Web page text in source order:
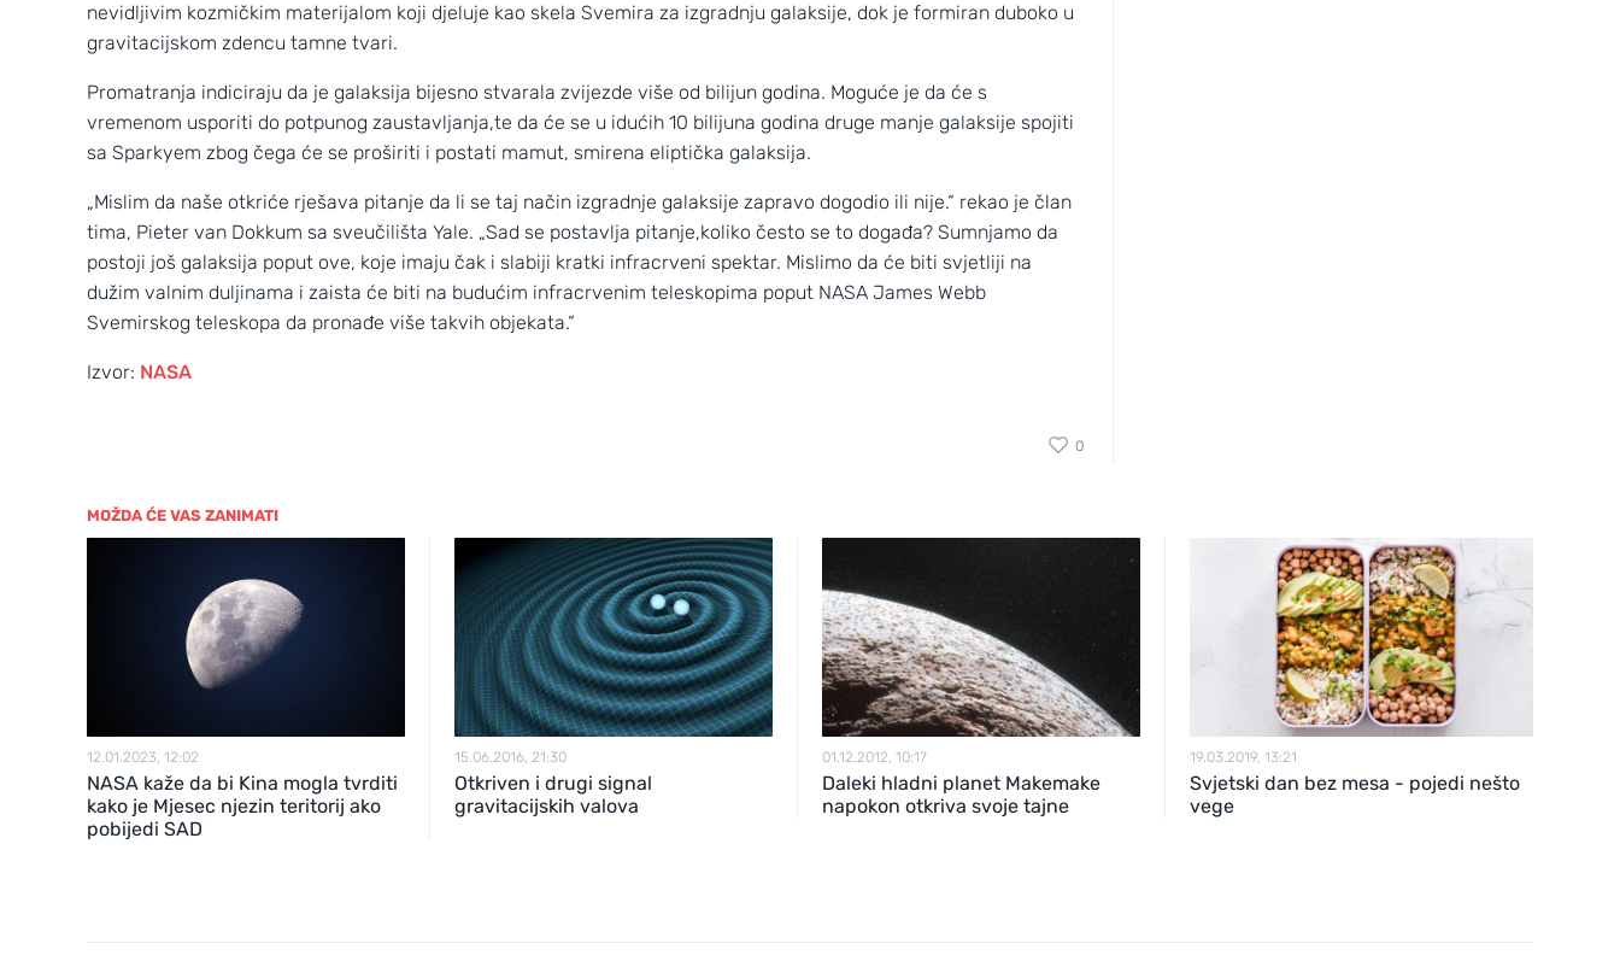
nevidljivim kozmičkim materijalom koji djeluje kao skela Svemira za izgradnju galaksije, dok je formiran duboko u
gravitacijskom zdencu tamne tvari.
Promatranja indiciraju da je galaksija bijesno stvarala zvijezde više od bilijun godina. Moguće je da će s
vremenom usporiti do potpunog zaustavljanja,te da će se u idućih 10 bilijuna godina druge manje galaksije spojiti
sa Sparkyem zbog čega će se proširiti i postati mamut, smirena eliptička galaksija.
„Mislim da naše otkriće rješava pitanje da li se taj način izgradnje galaksije zapravo dogodio ili nije.“ rekao je član
tima, Pieter van Dokkum sa sveučilišta Yale. „Sad se postavlja pitanje,koliko često se to događa? Sumnjamo da
postoji još galaksija poput ove, koje imaju čak i slabiji kratki infracrveni spektar. Mislimo da će biti svjetliji na
dužim valnim duljinama i zaista će biti na budućim infracrvenim teleskopima poput NASA James Webb
Svemirskog teleskopa da pronađe više takvih objekata.“
Izvor: NASA
0
MOŽDA ĆE VAS ZANIMATI
12.01.2023, 12:02
NASA kaže da bi Kina mogla tvrditi
kako je Mjesec njezin teritorij ako
pobijedi SAD
15.06.2016, 21:30
Otkriven i drugi signal
gravitacijskih valova
01.12.2012, 10:17
Daleki hladni planet Makemake
napokon otkriva svoje tajne
19.03.2019, 13:21
Svjetski dan bez mesa - pojedi nešto
vege